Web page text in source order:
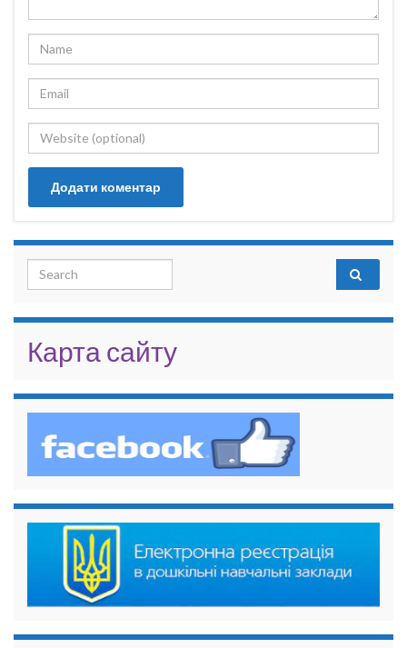
Search for:
Карта сайту